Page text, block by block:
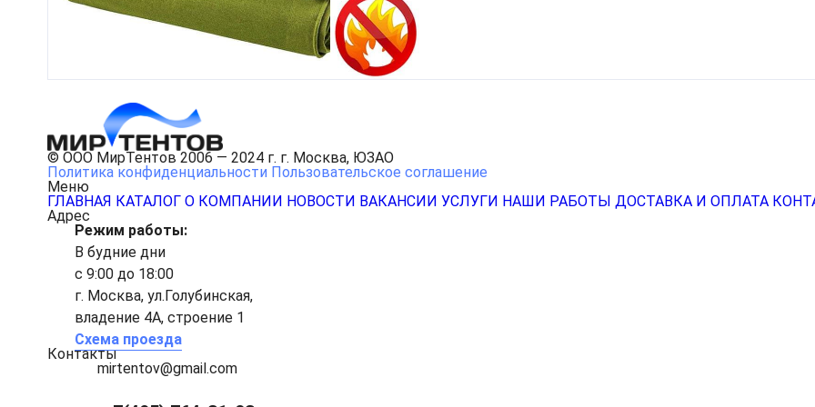
© ООО МирТентов 2006 — 2024 г. г. Москва, ЮЗАО
Политика конфиденциальности Пользовательское соглашение
Меню
ГЛАВНАЯ КАТАЛОГ О КОМПАНИИ НОВОСТИ ВАКАНСИИ УСЛУГИ НАШИ РАБОТЫ ДОСТАВКА И ОПЛАТА
Адрес
Режим работы:
В будние дни
с 9:00 до 18:00
г. Москва, ул.Голубинская,
владение 4А, строение 1
Схема проезда
Контакты
mirtentov@gmail.com